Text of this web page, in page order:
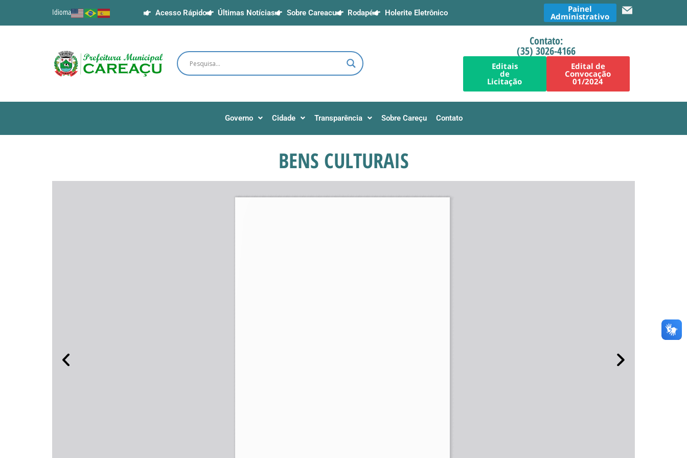
Idioma Acesso Rápido Últimas Notícias Sobre Careacu Rodapé Holerite Eletrônico Painel
Administrativo
Contato:
(35) 3026-4166
Editais
de
Licitação
Edital de
Convocação
01/2024
Governo Cidade Transparência Sobre Careçu Contato
BENS CULTURAIS